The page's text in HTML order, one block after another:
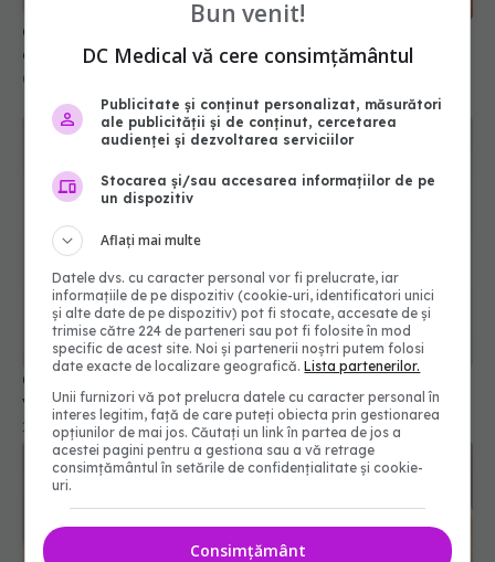
Când să aplici masca de față pentru rezultate
vizibile
19 oct 2025, 15:30
Bun venit!
DC Medical vă cere consimțământul
Publicitate și conținut personalizat, măsurători
ale publicității și de conținut, cercetarea
audienței și dezvoltarea serviciilor
Stocarea și/sau accesarea informațiilor de pe
un dispozitiv
Aflați mai multe
Datele dvs. cu caracter personal vor fi prelucrate, iar
informațiile de pe dispozitiv (cookie-uri, identificatori unici
și alte date de pe dispozitiv) pot fi stocate, accesate de și
trimise către 224 de parteneri sau pot fi folosite în mod
specific de acest site. Noi și partenerii noștri putem folosi
date exacte de localizare geografică.Lista partenerilor.
Unii furnizori vă pot prelucra datele cu caracter personal în
interes legitim, față de care puteți obiecta prin gestionarea
opțiunilor de mai jos. Căutați un link în partea de jos a
acestei pagini pentru a gestiona sau a vă retrage
consimțământul în setările de confidențialitate și cookie-
uri.
Consimțământ